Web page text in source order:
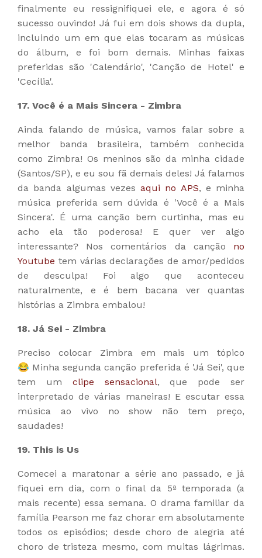
finalmente eu ressignifiquei ele, e agora é só
sucesso ouvindo! Já fui em dois shows da dupla,
incluindo um em que elas tocaram as músicas
do álbum, e foi bom demais. Minhas faixas
preferidas são 'Calendário', 'Canção de Hotel' e
'Cecília'.
17. Você é a Mais Sincera - Zimbra
Ainda falando de música, vamos falar sobre a
melhor banda brasileira, também conhecida
como Zimbra! Os meninos são da minha cidade
(Santos/SP), e eu sou fã demais deles! Já falamos
da banda algumas vezes aqui no APS, e minha
música preferida sem dúvida é 'Você é a Mais
Sincera'. É uma canção bem curtinha, mas eu
acho ela tão poderosa! E quer ver algo
interessante? Nos comentários da canção no
Youtube tem várias declarações de amor/pedidos
de desculpa! Foi algo que aconteceu
naturalmente, e é bem bacana ver quantas
histórias a Zimbra embalou!
18. Já Sei - Zimbra
Preciso colocar Zimbra em mais um tópico
😂 Minha segunda canção preferida é 'Já Sei', que
tem um clipe sensacional, que pode ser
interpretado de várias maneiras! E escutar essa
música ao vivo no show não tem preço,
saudades!
19. This is Us
Comecei a maratonar a série ano passado, e já
fiquei em dia, com o final da 5ª temporada (a
mais recente) essa semana. O drama familiar da
família Pearson me faz chorar em absolutamente
todos os episódios; desde choro de alegria até
choro de tristeza mesmo, com muitas lágrimas.